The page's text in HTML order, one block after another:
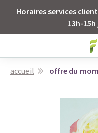
Horaires services
13h-
accueil offre du